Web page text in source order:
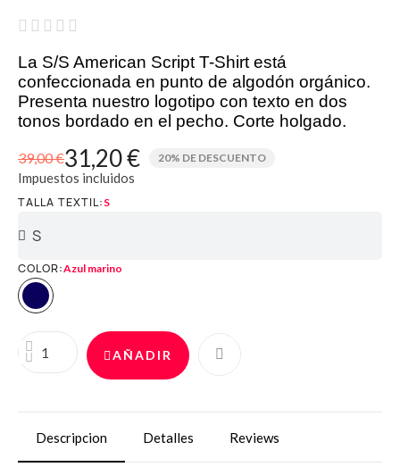
    
La S/S American Script T-Shirt está
confeccionada en punto de algodón orgánico.
Presenta nuestro logotipo con texto en dos
tonos bordado en el pecho. Corte holgado.
39,00 €31,20 € 20% DE DESCUENTO
Impuestos incluidos
TALLA TEXTIL S
COLOR Azul marino
AÑADIR
Descripcion Detalles Reviews